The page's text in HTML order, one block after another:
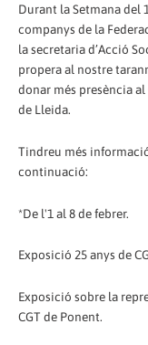
Durant la Setmana del
companys de la
la secretaria d’Acció
propera al nostre
donar més presència al
de Lleida.
Tindreu més
continuació:
*De l'1 al 8 de febrer.
Exposició 25 anys de
Exposició sobre la
CGT de Ponent.